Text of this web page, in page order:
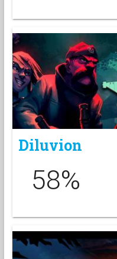
Diluvion
58%